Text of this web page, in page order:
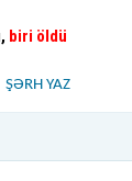
biri öldü
ŞƏRH YAZ